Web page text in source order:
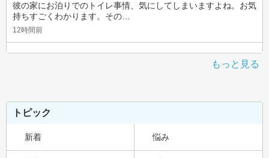
彼の家にお泊りでのトイレ事情、気にしてしまいますよね。お気
持ちすごくわかります。その…
12時間前
もっと見る
トピック
新着 悩み